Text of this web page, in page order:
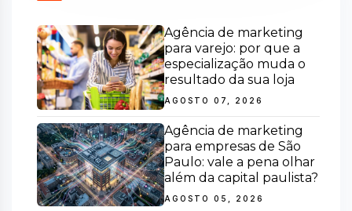
Agência de marketing
para varejo: por que a
especialização muda o
resultado da sua loja
AGOSTO 07, 2026
Agência de marketing
para empresas de São
Paulo: vale a pena olhar
além da capital paulista?
AGOSTO 05, 2026